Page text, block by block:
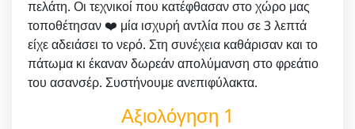
πελάτη. Οι τεχνικοί που κατέφθασαν στο χώρο μας
τοποθέτησαν ❤️ μία ισχυρή αντλία που σε 3 λεπτά
είχε αδειάσει το νερό. Στη συνέχεια καθάρισαν και το
πάτωμα κι έκαναν δωρεάν απολύμανση στο φρεάτιο
του ασανσέρ. Συστήνουμε ανεπιφύλακτα.
Αξιολόγηση 1